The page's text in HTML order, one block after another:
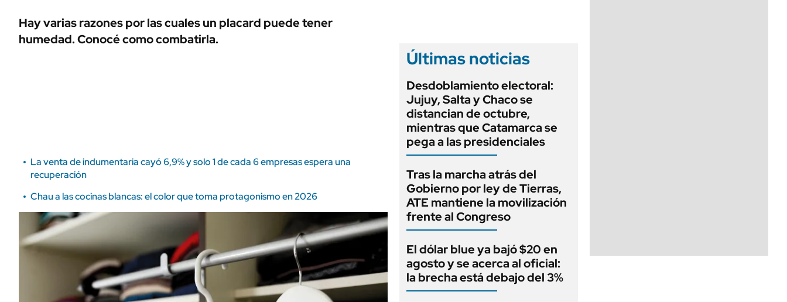
URUGUAY
AUTOS
Hay varias razones por las cuales un placard puede tener
humedad. Conocé como combatirla.
La venta de indumentaria cayó 6,9% y solo 1 de cada 6 empresas espera una
recuperación
Chau a las cocinas blancas: el color que toma protagonismo en 2026
Últimas noticias
Desdoblamiento electoral:
Jujuy, Salta y Chaco se
distancian de octubre,
mientras que Catamarca se
pega a las presidenciales
Tras la marcha atrás del
Gobierno por ley de Tierras,
ATE mantiene la movilización
frente al Congreso
El dólar blue ya bajó $20 en
agosto y se acerca al oficial:
la brecha está debajo del 3%